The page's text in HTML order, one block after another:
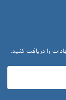
را دریافت کنید.